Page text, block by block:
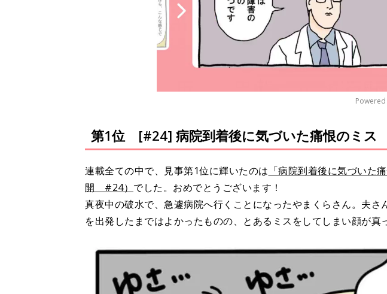
第1位 [#24] 病院到着後に気づいた痛恨のミス
連載全ての中で、見事第1位に輝いたのは 「病院到着後に気づいた
開 #24） でした。おめでとうございます！
真夜中の破水で、急遽病院へ行くことになったやまくらさん。夫さ
を出発したまではよかったものの、とあるミスをしてしまい顔が真